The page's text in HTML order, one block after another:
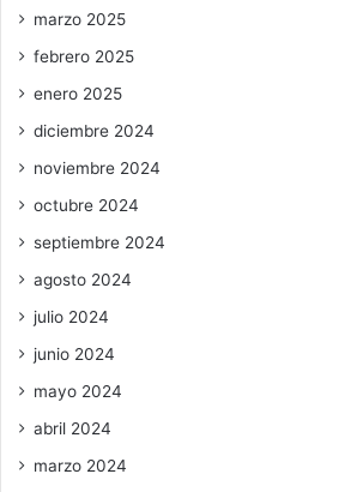
marzo 2025
febrero 2025
enero 2025
diciembre 2024
noviembre 2024
octubre 2024
septiembre 2024
agosto 2024
julio 2024
junio 2024
mayo 2024
abril 2024
marzo 2024